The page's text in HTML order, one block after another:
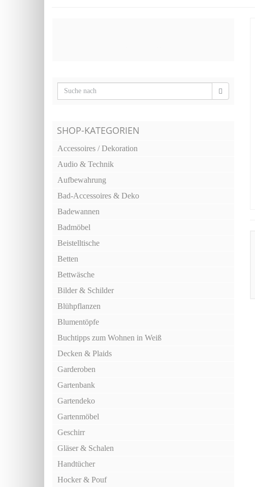
SHOP-KATEGORIEN
Accessoires / Dekoration
Audio & Technik
Aufbewahrung
Bad-Accessoires & Deko
Badewannen
Badmöbel
Beistelltische
Betten
Bettwäsche
Bilder & Schilder
Blühpflanzen
Blumentöpfe
Buchtipps zum Wohnen in Weiß
Decken & Plaids
Garderoben
Gartenbank
Gartendeko
Gartenmöbel
Geschirr
Gläser & Schalen
Handtücher
Hocker & Pouf